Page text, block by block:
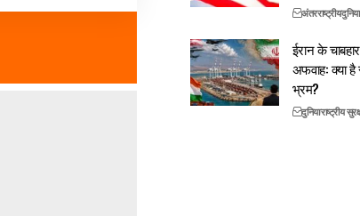
अंतरराष्ट्रीयदुनिया
ईरान के
अफवाह: क्या
भ्रम?
दुनियाराष्ट्रीय